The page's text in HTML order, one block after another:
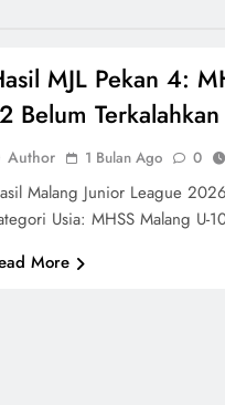
MJL Pekan 4:
Belum Terkalahkan
Author 1 Bulan Ago 0
Malang Junior League
Usia: MHSS Malang U-
More